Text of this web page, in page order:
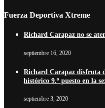
Fuerza Deportiva Xtreme
Richard Carapaz no se
septiembre 16, 2020
Richard Carapaz disfruta
histórico 9.º puesto en la
septiembre 3, 2020